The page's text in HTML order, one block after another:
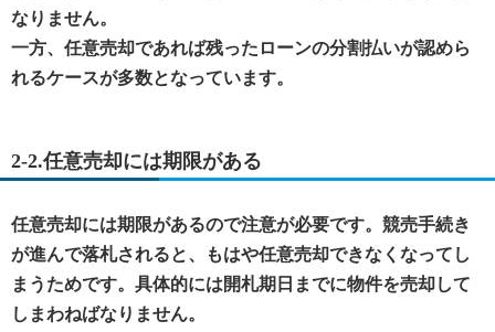
なりません。
一方、任意売却であれば残ったローンの分割払いが認めら
れるケースが多数となっています。
2-2.任意売却には期限がある
任意売却には期限があるので注意が必要です。競売手続き
が進んで落札されると、もはや任意売却できなくなってし
まうためです。具体的には開札期日までに物件を売却して
しまわねばなりません。